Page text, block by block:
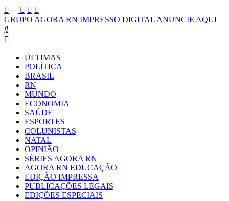
GRUPO AGORA RN IMPRESSO DIGITAL ANUNCIE AQUI
ÚLTIMAS
POLÍTICA
BRASIL
RN
MUNDO
ECONOMIA
SAÚDE
ESPORTES
COLUNISTAS
NATAL
OPINIÃO
SÉRIES AGORA RN
AGORA RN EDUCAÇÃO
EDIÇÃO IMPRESSA
PUBLICAÇÕES LEGAIS
EDIÇÕES ESPECIAIS